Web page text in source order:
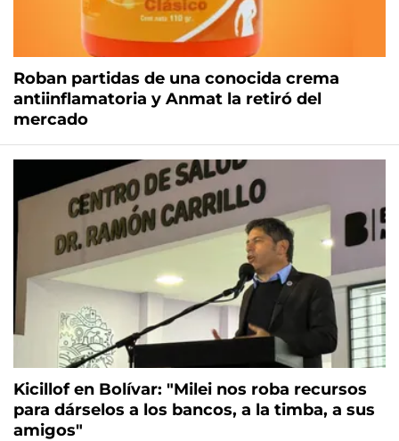
Roban partidas de una conocida crema
antiinflamatoria y Anmat la retiró del
mercado
Kicillof en Bolívar: "Milei nos roba recursos
para dárselos a los bancos, a la timba, a sus
amigos"